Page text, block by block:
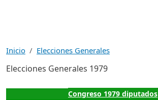
Inicio Elecciones Generales
Elecciones Generales 1979
Congreso 1979 diputados